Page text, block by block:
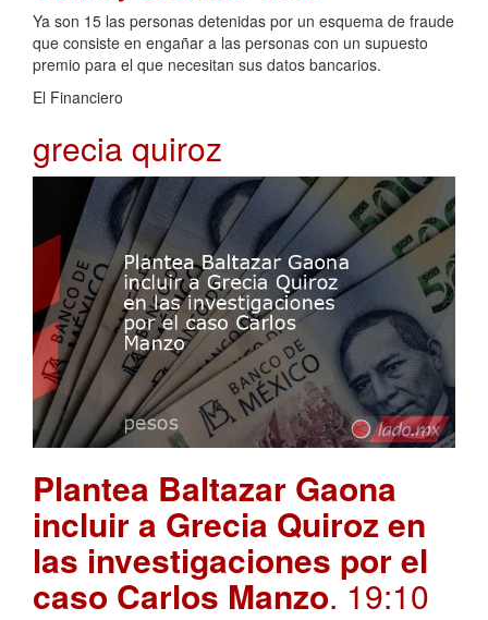
Ya son 15 las personas detenidas por un esquema de fraude
que consiste en engañar a las personas con un supuesto
premio para el que necesitan sus datos bancarios.
El Financiero
grecia quiroz
Plantea Baltazar Gaona
incluir a Grecia Quiroz en
las investigaciones por el
caso Carlos Manzo. 19:10